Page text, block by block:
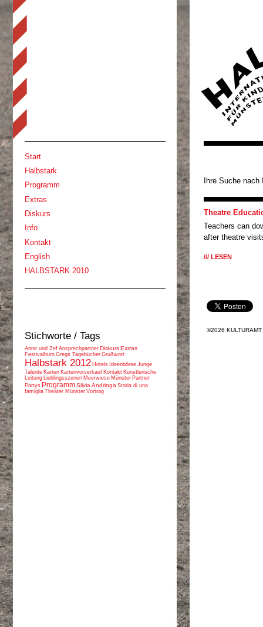
Start
Halbstark
Programm
Extras
Diskurs
Info
Kontakt
English
HALBSTARK 2010
Stichworte / Tags
Anne und Zef Ansprechpartner DiskursExtras
Festivalbüro Gregs Tagebücher Grußwort
Halbstark 2012 Hotels Ideenbörse Junge
Talente Karten Kartenvorverkauf Kontakt Künstlerische
Leitung Lieblingsszenen Meerwiese Münster Partner
Partys ProgrammSilvia Andringa Storia di una
famiglia Theater Münster Vortrag
Ihre Suche
Theatre
Teachers can
after theatre
LESEN
©2026 KULTURAMT